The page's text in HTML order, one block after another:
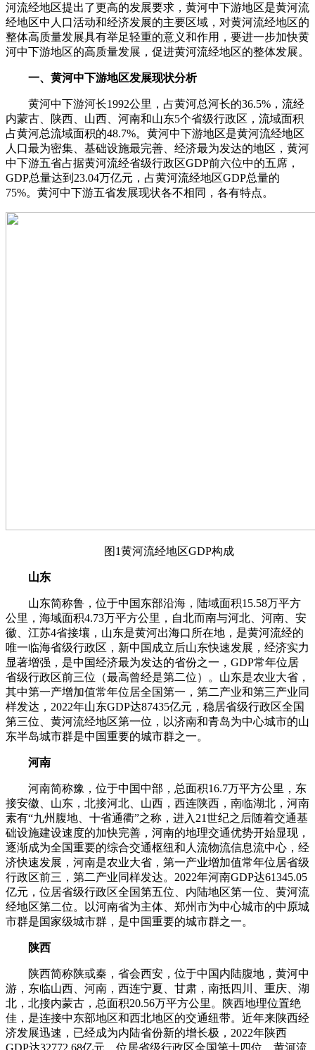
河流经地区提出了更高的发展要求，黄河中下游地区是黄河流
经地区中人口活动和经济发展的主要区域，对黄河流经地区的
整体高质量发展具有举足轻重的意义和作用，要进一步加快黄
河中下游地区的高质量发展，促进黄河流经地区的整体发展。
一、黄河中下游地区发展现状分析
黄河中下游河长1992公里，占黄河总河长的36.5%，流经
内蒙古、陕西、山西、河南和山东5个省级行政区，流域面积
占黄河总流域面积的48.7%。黄河中下游地区是黄河流经地区
人口最为密集、基础设施最完善、经济最为发达的地区，黄河
中下游五省占据黄河流经省级行政区GDP前六位中的五席，
GDP总量达到23.04万亿元，占黄河流经地区GDP总量的
75%。黄河中下游五省发展现状各不相同，各有特点。
图1黄河流经地区GDP构成
山东
山东简称鲁，位于中国东部沿海，陆域面积15.58万平方
公里，海域面积4.73万平方公里，自北而南与河北、河南、安
徽、江苏4省接壤，山东是黄河出海口所在地，是黄河流经的
唯一临海省级行政区，新中国成立后山东快速发展，经济实力
显著增强，是中国经济最为发达的省份之一，GDP常年位居
省级行政区前三位（最高曾经是第二位）。山东是农业大省，
其中第一产增加值常年位居全国第一，第二产业和第三产业同
样发达，2022年山东GDP达87435亿元，稳居省级行政区全国
第三位、黄河流经地区第一位，以济南和青岛为中心城市的山
东半岛城市群是中国重要的城市群之一。
河南
河南简称豫，位于中国中部，总面积16.7万平方公里，东
接安徽、山东，北接河北、山西，西连陕西，南临湖北，河南
素有“九州腹地、十省通衢”之称，进入21世纪之后随着交通基
础设施建设速度的加快完善，河南的地理交通优势开始显现，
逐渐成为全国重要的综合交通枢纽和人流物流信息流中心，经
济快速发展，河南是农业大省，第一产业增加值常年位居省级
行政区前三，第二产业同样发达。2022年河南GDP达61345.05
亿元，位居省级行政区全国第五位、内陆地区第一位、黄河流
经地区第二位。以河南省为主体、郑州市为中心城市的中原城
市群是国家级城市群，是中国重要的城市群之一。
陕西
陕西简称陕或秦，省会西安，位于中国内陆腹地，黄河中
游，东临山西、河南，西连宁夏、甘肃，南抵四川、重庆、湖
北，北接内蒙古，总面积20.56万平方公里。陕西地理位置绝
佳，是连接中东部地区和西北地区的交通纽带。近年来陕西经
济发展迅速，已经成为内陆省份新的增长极，2022年陕西